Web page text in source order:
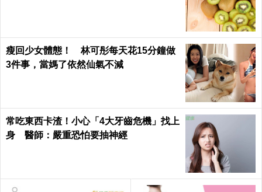
瘦回少女體態！ 林可彤每天花15分鐘做
3件事，當媽了依然仙氣不減
常吃東西卡渣！小心「4大牙齒危機」找上
身 醫師：嚴重恐怕要抽神經